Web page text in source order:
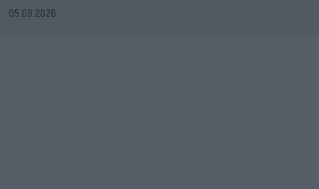
05.08.2026